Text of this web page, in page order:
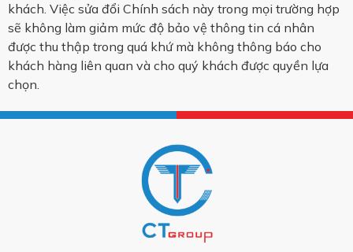
khách. Việc sửa đổi Chính sách này trong mọi trường hợp
sẽ không làm giảm mức độ bảo vệ thông tin cá nhân
được thu thập trong quá khứ mà không thông báo cho
khách hàng liên quan và cho quý khách được quyền lựa
chọn.